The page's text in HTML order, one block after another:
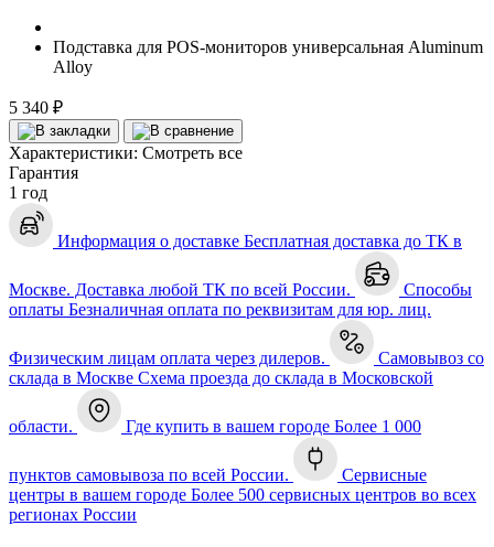
Подставка для POS-мониторов универсальная Aluminum
Alloy
5 340 ₽
Характеристики: Смотреть все
Гарантия
1 год
Информация о доставке Бесплатная доставка до ТК в
Москве. Доставка любой ТК по всей России.
Способы
оплаты Безналичная оплата по реквизитам для юр. лиц.
Физическим лицам оплата через дилеров.
Самовывоз со
склада в Москве Схема проезда до склада в Московской
области. Где купить в вашем городе Более 1 000
пунктов самовывоза по всей России.
Сервисные
центры в вашем городе Более 500 сервисных центров во всех
регионах России